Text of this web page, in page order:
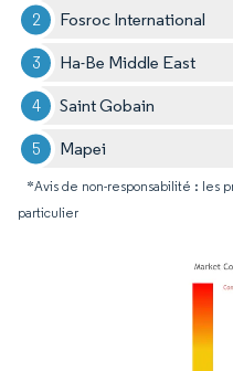
Fosroc International
Ha-Be Middle East
Saint Gobain
Mapei
*Avis de non-responsabilité : les
particulier